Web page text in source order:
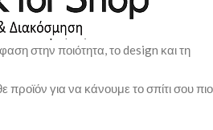
τα δυο διαμερίσματα του
αποθηκευτικού χώρου)
Ύψος/Βάθος Καθίσματος
43cm/55cm
Μπράτσα: 68x55x12cm
στην ποιότητα, το design και τη
προϊόν για να κάνουμε το σπίτι σου πιο